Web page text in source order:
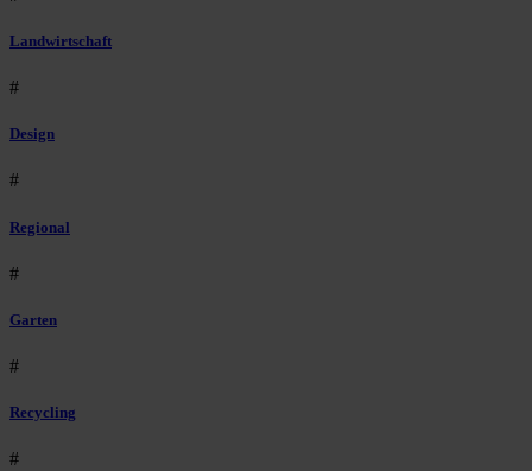
Landwirtschaft
#
Design
#
Regional
#
Garten
#
Recycling
#